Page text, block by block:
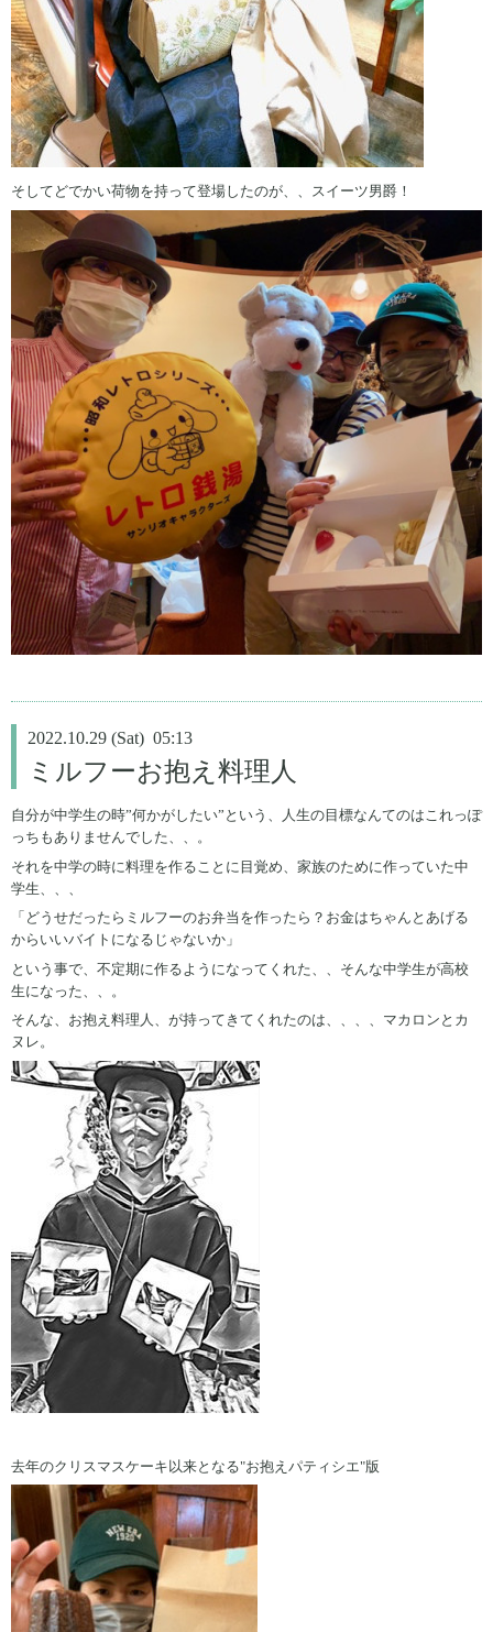
そしてどでかい荷物を持って登場したのが、、スイーツ男爵！
2022.10.29 (Sat) 05:13
ミルフーお抱え料理人
自分が中学生の時”何かがしたい”という、人生の目標なんてのはこれっぽ
っちもありませんでした、、。
それを中学の時に料理を作ることに目覚め、家族のために作っていた中
学生、、、
「どうせだったらミルフーのお弁当を作ったら？お金はちゃんとあげる
からいいバイトになるじゃないか」
という事で、不定期に作るようになってくれた、、そんな中学生が高校
生になった、、。
そんな、お抱え料理人、が持ってきてくれたのは、、、、マカロンとカ
ヌレ。
去年のクリスマスケーキ以来となる"お抱えパティシエ"版